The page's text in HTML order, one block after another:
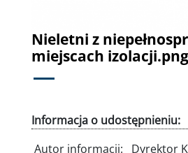
Nieletni z
miejscach izolacji.png
Informacja o udostępnieniu:
Autor informacji:
Dyrektor